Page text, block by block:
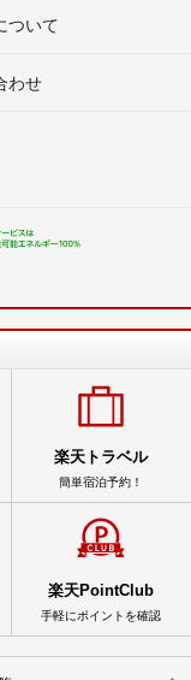
ついて
わせ
楽天トラベル
簡単宿泊予約！
楽天PointClub
手軽にポイントを確認